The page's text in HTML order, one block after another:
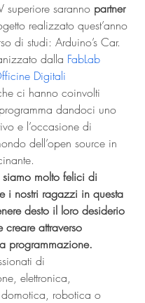
superiore saranno partner
realizzato quest’anno
di studi: Arduino’s Car.
dalla FabLab
Digitali
ci hanno coinvolti
dandoci uno
e l’occasione di
dell’open source in
molto felici di
i nostri ragazzi in questa
desto il loro desiderio
attraverso
programmazione.
di
elettronica,
robotica o